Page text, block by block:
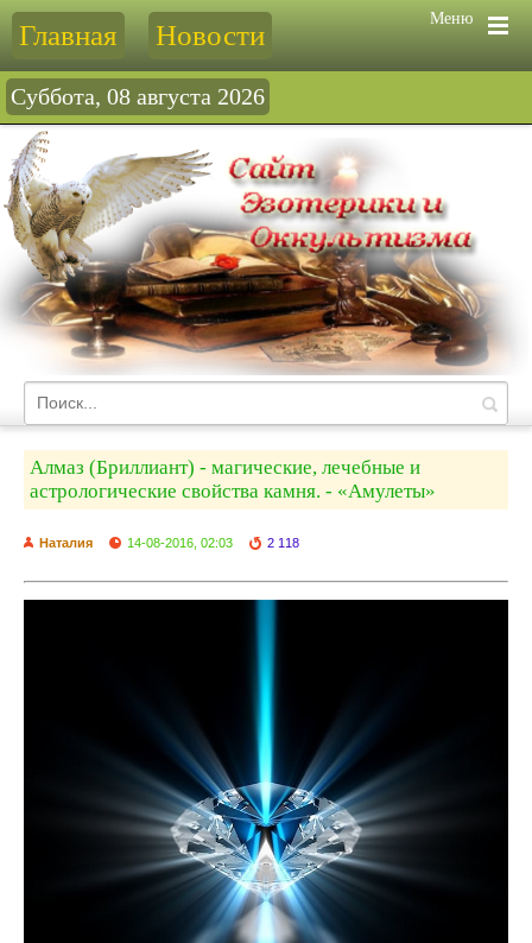
Меню
Главная Новости
Суббота, 08 августа 2026
Алмаз (Бриллиант) - магические, лечебные и
астрологические свойства камня. - «Амулеты»
Наталия 14-08-2016, 02:03 2 118